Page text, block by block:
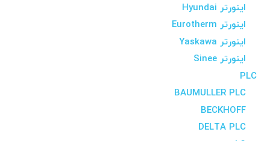
اینورتر Hyundai
اینورتر Eurotherm
اینورتر Yaskawa
اینورتر Sinee
PLC
BAUMULLER PLC
BECKHOFF
DELTA PLC